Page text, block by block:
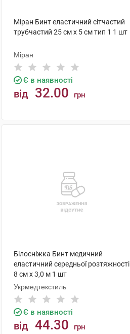
Міран Бинт еластичний сітчастий
трубчастий 25 см х 5 см тип 1 1 шт
Міран
Є в наявності
від 32.00 грн
Білосніжка Бинт медичний
еластичний середньої розтяжності
8 см х 3,0 м 1 шт
Укрмедтекстиль
Є в наявності
від 44.30 грн